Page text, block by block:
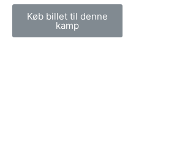
Køb billet til denne
kamp